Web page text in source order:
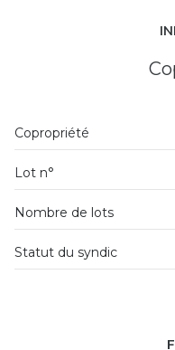
Copropriété
Lot n°
Nombre de lots
Statut du syndic